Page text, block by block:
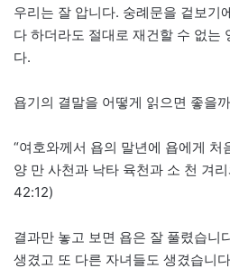
우리는 잘 압니다. 숭례문을 겉보기
다 하더라도 절대로 재건할 수 없는
다.
욥기의 결말을 어떻게 읽으면 좋을
“여호와께서 욥의 말년에 욥에게
양 만 사천과 낙타 육천과 소 천 겨
42:12)
결과만 놓고 보면 욥은 잘 풀렸습니
생겼고 또 다른 자녀들도 생겼습니